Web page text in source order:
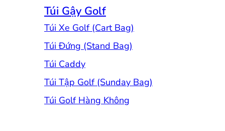
Túi Gậy Golf
Túi Xe Golf (Cart Bag)
Túi Đứng (Stand Bag)
Túi Caddy
Túi Tập Golf (Sunday Bag)
Túi Golf Hàng Không